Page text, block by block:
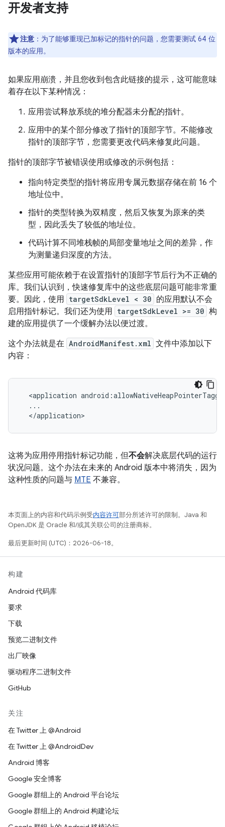
开发者支持
注意 ：为了能够重现已加标记的指针的问题，您需要测试 64 位
版本的应用。
如果应用崩溃，并且您收到包含此链接的提示，这可能意味
着存在以下某种情况：
应用尝试释放系统的堆分配器未分配的指针。
应用中的某个部分修改了指针的顶部字节。不能修改
指针的顶部字节，您需要更改代码来修复此问题。
指针的顶部字节被错误使用或修改的示例包括：
指向特定类型的指针将应用专属元数据存储在前 16 个
地址位中。
指针的类型转换为双精度，然后又恢复为原来的类
型，因此丢失了较低的地址位。
代码计算不同堆栈帧的局部变量地址之间的差异，作
为测量递归深度的方法。
某些应用可能依赖于在设置指针的顶部字节后行为不正确的
库。我们认识到，快速修复库中的这些底层问题可能非常重
要。因此，使用 targetSdkLevel < 30 的应用默认不会
启用指针标记。我们还为使用 targetSdkLevel >= 30 构
建的应用提供了一个缓解办法以便过渡。
这个办法就是在 AndroidManifest.xml 文件中添加以下
内容：
<application
  ...
  </application>
这将为应用停用指针标记功能，但不会解决底层代码的运行
状况问题。这个办法在未来的 Android 版本中将消失，因为
这种性质的问题与 MTE 不兼容。
本页面上的内容和代码示例受内容许可部分所述许可的限制。Java 和
OpenJDK 是 Oracle 和/或其关联公司的注册商标。
最后更新时间 (UTC)：2026-06-18。
构建
Android 代码库
要求
下载
预览二进制文件
出厂映像
驱动程序二进制文件
GitHub
关注
在 Twitter 上 @Android
在 Twitter 上 @AndroidDev
Android 博客
Google 安全博客
Google 群组上的 Android 平台论坛
Google 群组上的 Android 构建论坛